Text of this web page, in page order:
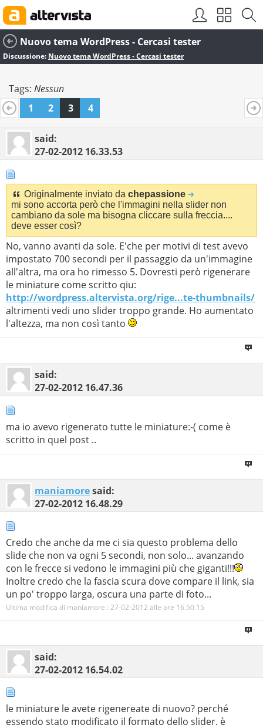
Nuovo tema WordPress - Cercasi tester
Discussione: Nuovo tema WordPress - Cercasi tester
Tags: Nessun
1
2 3 4
said:
27-02-2012 16.33.53
Originalmente inviato da chepassione
mi sono accorta però che l'immagini nella slider non
cambiano da sole ma bisogna cliccare sulla freccia....
deve esser così?
No, vanno avanti da sole. E'che per motivi di test avevo
impostato 700 secondi per il passaggio da un'immagine
all'altra, ma ora ho rimesso 5. Dovresti però rigenerare
le miniature come scritto qiu:
http://wordpress.altervista.org/rige...te-thumbnails/
altrimenti vedi uno slider troppo grande. Ho aumentato
l'altezza, ma non così tanto
said:
27-02-2012 16.47.36
ma io avevo rigenerato tutte le miniature:-( come è
scritto in quel post ..
maniamoresaid:
27-02-2012 16.48.29
Credo che anche da me ci sia questo problema dello
slide che non va ogni 5 secondi, non solo... avanzando
con le frecce si vedono le immagini più che giganti!!!
Inoltre credo che la fascia scura dove compare il link, sia
un po' troppo larga, oscura una parte di foto...
Ultima modifica di maniamore : 27-02-2012 alle ore 16.50.15
said:
27-02-2012 16.54.02
le miniature le avete rigenereate di nuovo? perché
essendo stato modificato il formato dello slider, è